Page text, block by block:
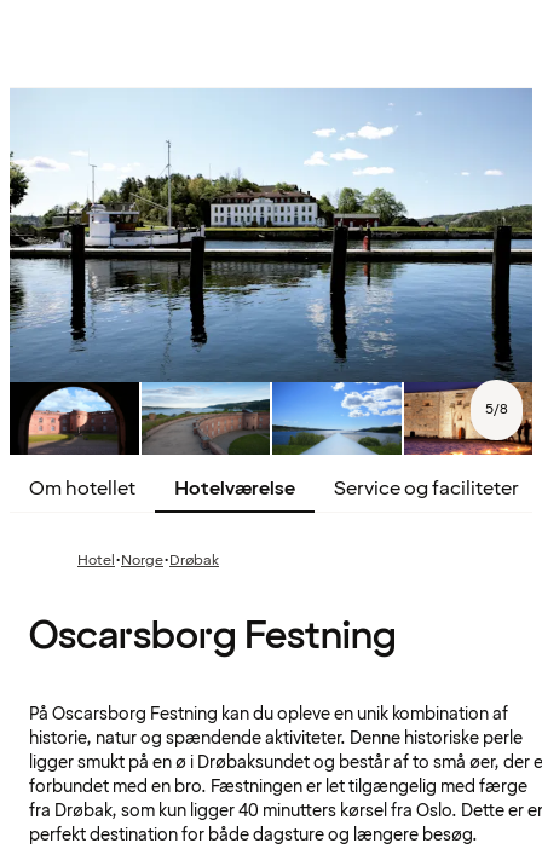
5/8
Om hotellet Hotelværelse Service og faciliteter
Hotel·Norge·Drøbak
Oscarsborg Festning
På Oscarsborg Festning kan du opleve en unik kombination af
historie, natur og spændende aktiviteter. Denne historiske perle
ligger smukt på en ø i Drøbaksundet og består af to små øer, der
forbundet med en bro. Fæstningen er let tilgængelig med færge
fra Drøbak, som kun ligger 40 minutters kørsel fra Oslo. Dette er
perfekt destination for både dagsture og længere besøg.